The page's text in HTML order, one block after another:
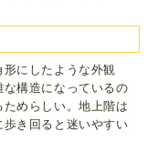
にしたような外観
構造になっているの
めらしい。地上階は
き回ると迷いやすい